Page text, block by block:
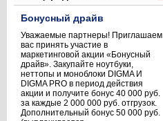
Бонусный драйв
Уважаемые партнеры! Приглашаем
вас принять участие в
маркетинговой акции «Бонусный
драйв». Закупайте ноутбуки,
неттопы и моноблоки DIGMA И
DIGMA PRO в период действия
акции и получите бонус 40 000 руб.
за каждые 2 000 000 руб. отгрузок.
Дополнительный бонус 50 000 руб.